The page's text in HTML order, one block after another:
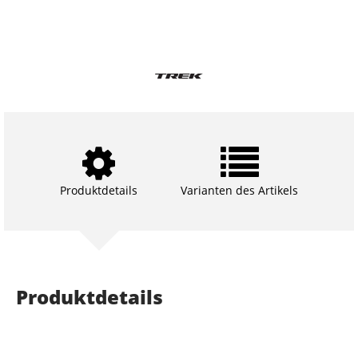
Produktdetails Varianten des Artikels
Produktdetails